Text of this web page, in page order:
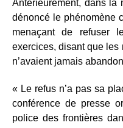
Antérieurement, dans la
dénoncé le phénomène
menaçant de refuser
exercices, disant que les
n’avaient jamais
« Le refus n’a pas sa
conférence de presse
police des frontières